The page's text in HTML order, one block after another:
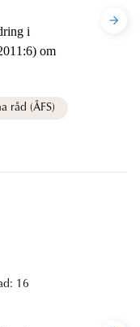
i
om
råd (ÅFS)
16